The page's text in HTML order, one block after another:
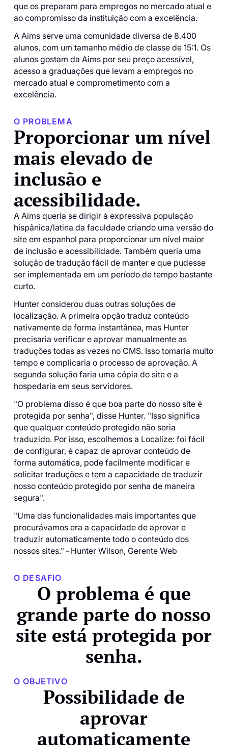
que os preparam para empregos no mercado atual e
ao compromisso da instituição com a excelência.
A Aims serve uma comunidade diversa de 8.400
alunos, com um tamanho médio de classe de 15:1. Os
alunos gostam da Aims por seu preço acessível,
acesso a graduações que levam a empregos no
mercado atual e comprometimento com a
excelência.
O PROBLEMA
Proporcionar um nível
mais elevado de
inclusão e
acessibilidade.
A Aims queria se dirigir à expressiva população
hispânica/latina da faculdade criando uma versão do
site em espanhol para proporcionar um nível maior
de inclusão e acessibilidade. Também queria uma
solução de tradução fácil de manter e que pudesse
ser implementada em um período de tempo bastante
curto.
Hunter considerou duas outras soluções de
localização. A primeira opção traduz conteúdo
nativamente de forma instantânea, mas Hunter
precisaria verificar e aprovar manualmente as
traduções todas as vezes no CMS. Isso tomaria muito
tempo e complicaria o processo de aprovação. A
segunda solução faria uma cópia do site e a
hospedaria em seus servidores.
"O problema disso é que boa parte do nosso site é
protegida por senha", disse Hunter. "Isso significa
que qualquer conteúdo protegido não seria
traduzido. Por isso, escolhemos a Localize: foi fácil
de configurar, é capaz de aprovar conteúdo de
forma automática, pode facilmente modificar e
solicitar traduções e tem a capacidade de traduzir
nosso conteúdo protegido por senha de maneira
segura".
"Uma das funcionalidades mais importantes que
procurávamos era a capacidade de aprovar e
traduzir automaticamente todo o conteúdo dos
nossos sites." - Hunter Wilson, Gerente Web
O DESAFIO
O problema é que
grande parte do nosso
site está protegida por
senha.
O OBJETIVO
Possibilidade de
aprovar
automaticamente